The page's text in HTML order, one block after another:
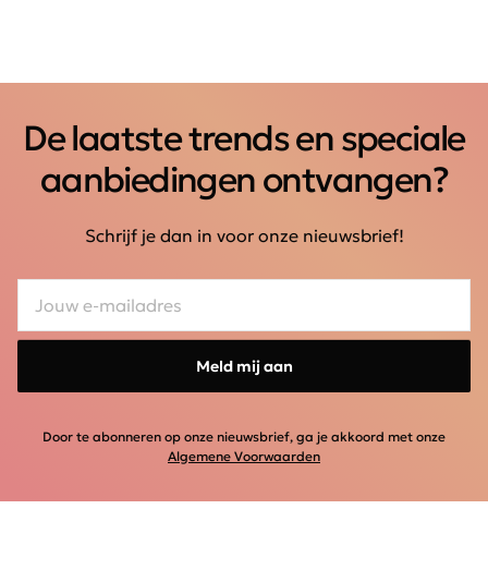
De laatste trends en speciale
aanbiedingen ontvangen?
Schrijf je dan in voor onze nieuwsbrief!
Meld mij aan
Door te abonneren op onze nieuwsbrief, ga je akkoord met onze
Algemene Voorwaarden